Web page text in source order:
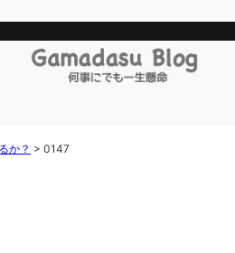
か？ > 0147